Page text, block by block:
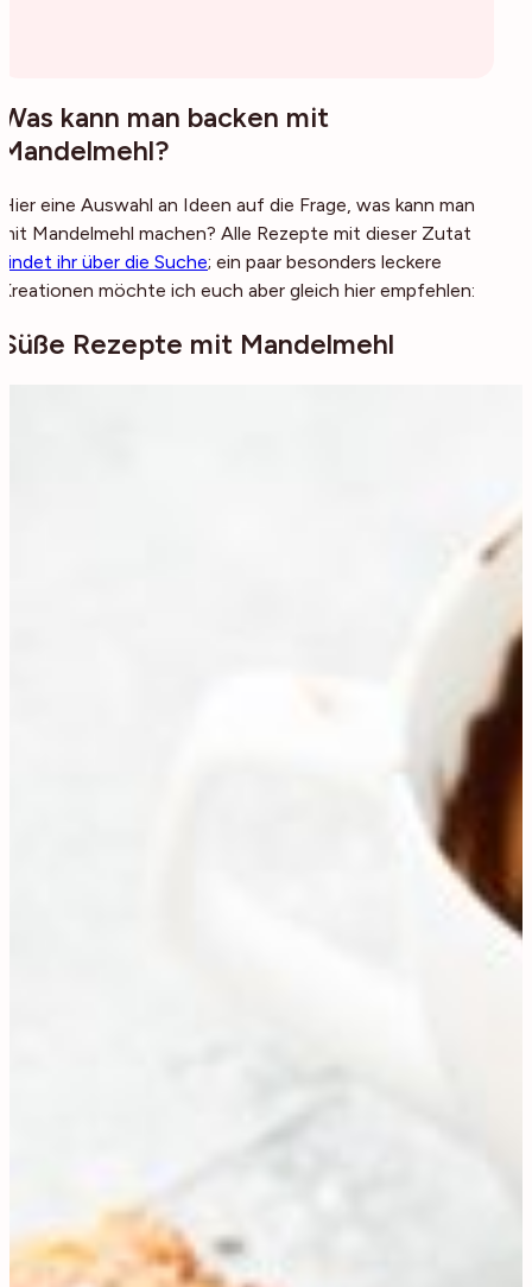
Was kann man backen mit
Mandelmehl?
Hier eine Auswahl an Ideen auf die Frage, was kann man
mit Mandelmehl machen? Alle Rezepte mit dieser Zutat
findet ihr über die Suche; ein paar besonders leckere
Kreationen möchte ich euch aber gleich hier empfehlen:
Süße Rezepte mit Mandelmehl